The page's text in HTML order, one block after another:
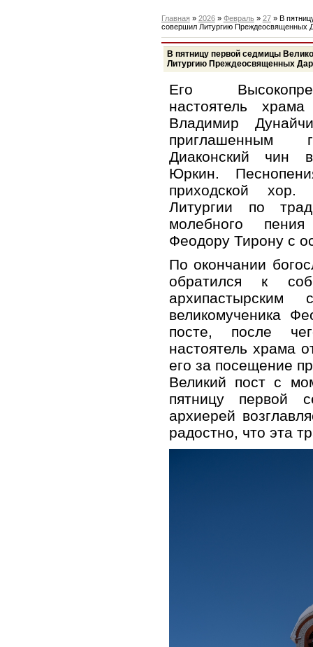
Главная » 2026 » Февраль » 27» В
совершил Литургию Преждеосвященных
В пятницу первой седмицы
Литургию Преждеосвященных
Его
настоятель
Владимир
приглашенным
Диаконский чин
Юркин.
приходской
Литургии по
молебного пения
Феодору Тирону с
По окончании
обратился к
великомученика
посте, после
настоятель храма
его за посещение
Великий пост с
пятницу первой
архиерей
радостно, что эта